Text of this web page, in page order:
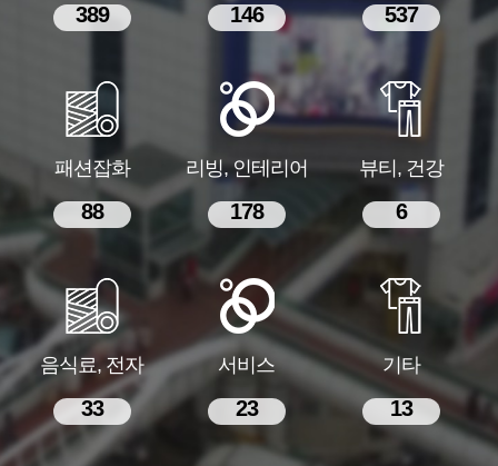
389 146 537
패션잡화
88
리빙, 인테리어
178
뷰티, 건강
6
음식료, 전자
33
서비스
23
기타
13